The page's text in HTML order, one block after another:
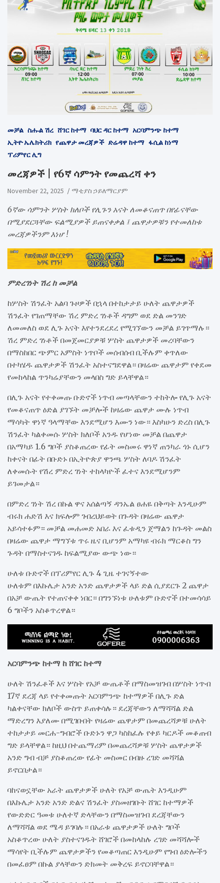
መቻል ስሑል ሽረ ሸገር ከተማ ባህር ዳር ከተማ አርባምንጭ ከተማ
ኢትዮ ኤሌክትሪክ የጨዋታ መረጃዎች ድሬዳዋ ከተማ ፋሲል ከነማ
ፕሪምየር ሊግ
መረጃዎች | የ6ኛ ሳምንት የመጨረሻ ቀን
November 22, 2025 ማቲያስ ኃይለማርያም
6ኛው ሳምንት ሦስት ክለቦች የሊጉን አናት ለመቆናጠጥ በየፊናቸው
በሚያደርጓቸው ፍልሚያዎች ይጠናቀቃል ፤ ጨዋታዎቹን የተመለከቱ
መረጃዎችንም እነሆ !
ምድረገነት ሽረ ከ መቻል
ከሦስት ሽንፈት አልባ ጉዞዎች በኋላ በተከታታይ ሁለት ጨዋታዎች
ሽንፈት የገጠማቸው ሽረ ምድረ ገነቶች ዳግም ወደ ድል መንገድ
ለመመለስ ወደ ሊጉ አናት እየተንደረደረ የሚገኘውን መቻል ይገጥማሉ።
ሽረ ምድረ ገነቶች በመጀመርያዎቹ ሦስት ጨዋታዎች መረባቸውን
በማስከበር ጭምር አምስት ነጥቦች መሰብሰብ ቢችሉም ቀጥለው
በተካሄዱ ጨዋታዎች ሽንፈት አስተናግደዋል። በዛሬው ጨዋታም የቀደመ
የመከላከል ጥንካሬያቸውን መላበስ ግድ ይላቸዋል።
በሊጉ አናት የተቀመጡ ቡድኖች ነጥብ መጣላቸውን ተከትሎ የሊጉ አናት
የመቆናጠጥ ዕድል ያገኙት መቻሎች ከዛሬው ጨዋታ ሙሉ ነጥብ
ማሳካት ዋነኛ ዓላማቸው እንደሚሆን እሙን ነው። እስካሁን ድረስ በሊጉ
ሽንፈት ካልቀመሱ ሦስት ክለቦች አንዱ የሆነው መቻል በጨዋታ
በአማካይ 1.6 ግቦች ያስቆጠረው የፊት መስመሩ ዋነኛ ጠንካራ ጎኑ ሲሆን
ከቀናት በፊት በቡድኑ በኢትዮጵያ ዋንጫ ሦስት ለባዶ ሽንፈት
ለቀመሱት የሽረ ምድረ ገነት ተከላካዮች ፈተና እንደሚሆንም
ይገመታል።
በምድረ ገነት ሽረ በኩል ዋና አሰልጣኝ ዳንኤል ፀሐዬ በቅጣት እንዲሁም
ብሩክ ሐድሽ እና ክፍሎም ገብረህይወት በጉዳት በዛሬው ጨዋታ
አይሳተፉም። መቻል መሐመድ አበራ እና ፈቱዲን ጀማልን ከጉዳት መልስ
በዛሬው ጨዋታ ማግኘቱ ጥሩ ዜና ቢሆንም አማካዩ ብሩክ ማርቆስ ግን
ጉዳት በማስተናገዱ ከፍልሚያው ውጭ ነው።
ሁለቱ ቡድኖች በፕሪምየር ሊጉ 4 ጊዜ ተገናኝተው
ሁለቱም በእኩሌታ አንድ አንድ ጨዋታዎች ላይ ድል ሲያደርጉ 2 ጨዋታ
በአቻ ውጤት የተጠናቀቀ ነበር። በግንኙነቱ ሁለቱም ቡድኖች በተመሳሳይ
6 ግቦችን አስቆጥረዋል።
አርባምንጭ ከተማ ከ ሸገር ከተማ
ሁለት ሽንፈቶች እና ሦስት የአቻ ውጤቶች በማስመዝገብ በሦስት ነጥብ
17ኛ ደረጃ ላይ የተቀመጡት አርባምንጭ ከተማዎች በሊጉ ድል
ካልቀናቸው ክለቦች ውስጥ ይጠቀሳሉ። ደረጃቸውን ለማሻሻል ድል
ማድረግን እያለሙ በሚገቡበት የዛሬው ጨዋታም በመጨረሻዎቹ ሁለት
ተከታታይ መርሐ-ግብሮች ቡድኑን ዋጋ ካስከፈሉ የቀይ ካርዶች መቆጠብ
ግድ ይላቸዋል። ከዚህ በተጨማሪም በመጨረሻዎቹ ሦስት ጨዋታዎች
አንድ ግብ ብቻ ያስቆጠረው የፊት መስመር በብዙ ረገድ መሻሻል
ይኖርበታል።
ባከናወኗቸው አራት ጨዋታዎች ሁለት የአቻ ውጤት እንዲሁም
በእኩሌታ አንድ አንድ ድልና ሽንፈት ያስመዘገቡት ሸገር ከተማዎች
የውድድር ዓመቱ ሁለተኛ ድላቸውን በማስመዝገብ ደረጃቸውን
ለማሻሻል ወደ ሜዳ ይገባሉ። በአራቱ ጨዋታዎች ሁለት ግቦች
አስቆጥረው ሁለት ያስተናገዱት ሸገሮች በመከላከሉ ረገድ መሻሻሎች
ማሳየት ቢችሉም ጨዋታዎችን የመቆጣጠር እንዲሁም የግብ ዕድሎችን
በመፈፀም በኩል ያላቸውን ድክመት መቅረፍ ይኖርባቸዋል።